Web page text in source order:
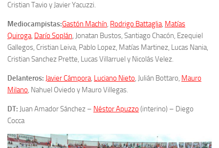
Cristian Tavio y Javier Yacuzzi.
Mediocampistas:Gastón Machín, Rodrigo Battaglia, Matías
Quiroga, Darío Soplán, Jonatan Bustos, Santiago Chacón, Ezequiel
Gallegos, Cristian Leiva, Pablo Lopez, Matías Martinez, Lucas Nania,
Cristian Sanchez Prette, Lucas Villarruel y Nicolás Velez.
Delanteros: Javier Cámpora, Luciano Nieto, Julián Bottaro, Mauro
Milano, Nahuel Oviedo y Mauro Villegas.
DT: Juan Amador Sánchez – Néstor Apuzzo (interino) – Diego
Cocca